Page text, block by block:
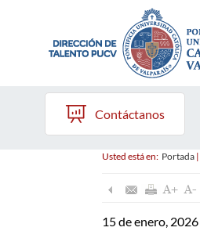
Contáctanos
Usted está en: Portada|
15 de enero, 2026